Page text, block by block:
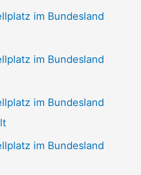
im Bundesland
im Bundesland
im Bundesland
im Bundesland